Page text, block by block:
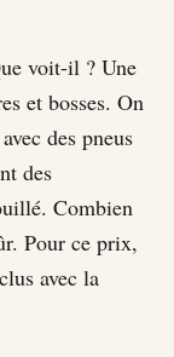
voit-il ? Une
et bosses. On
des pneus
des
Combien
Pour ce prix,
avec la